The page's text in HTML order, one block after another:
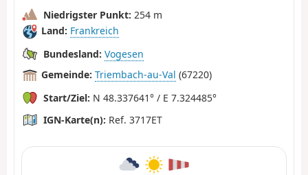
Niedrigster Punkt: 254 m
Land: Frankreich
Bundesland: Vogesen
Gemeinde: Triembach-au-Val (67220)
Start/Ziel: N 48.337641° / E 7.324485°
IGN-Karte(n): Ref. 3717ET